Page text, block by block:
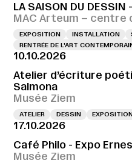
LA SAISON DU
MAC Arteum – centre
EXPOSITION INSTALLATION
RENTRÉE DE L'ART
10.10.2026
Atelier d’écriture
Salmona
Musée Ziem
ATELIER DESSIN
17.10.2026
Café Philo - Expo
Musée Ziem